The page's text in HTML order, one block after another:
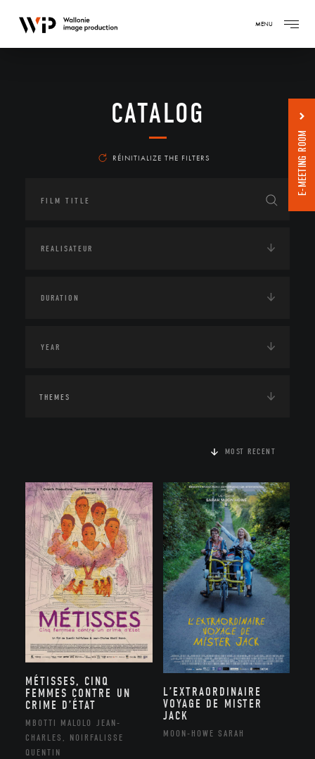
MENU
CATALOG
RÉINITIALIZE THE FILTERS
THEMES
MOST RECENT
MÉTISSES, CINQ
FEMMES CONTRE UN
CRIME D’ÉTAT
MBOTTI MALOLO JEAN-
CHARLES, NOIRFALISSE
QUENTIN
L’EXTRAORDINAIRE
VOYAGE DE MISTER
JACK
MOON-HOWE SARAH
E-MEETING ROOM